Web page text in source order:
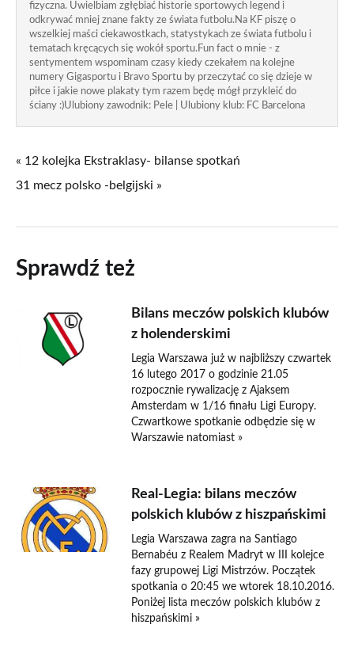
fizyczna. Uwielbiam zgłębiać historie sportowych legend i
odkrywać mniej znane fakty ze świata futbolu.Na KF piszę o
wszelkiej maści ciekawostkach, statystykach ze świata futbolu i
tematach kręcących się wokół sportu.Fun fact o mnie - z
sentymentem wspominam czasy kiedy czekałem na kolejne
numery Gigasportu i Bravo Sportu by przeczytać co się dzieje w
piłce i jakie nowe plakaty tym razem będę mógł przykleić do
ściany :)Ulubiony zawodnik: Pele | Ulubiony klub: FC Barcelona
« 12 kolejka Ekstraklasy- bilanse spotkań
31 mecz polsko -belgijski »
Sprawdź też
Bilans meczów polskich klubów
z holenderskimi
Legia Warszawa już w najbliższy czwartek
16 lutego 2017 o godzinie 21.05
rozpocznie rywalizację z Ajaksem
Amsterdam w 1/16 finału Ligi Europy.
Czwartkowe spotkanie odbędzie się w
Warszawie natomiast »
Real-Legia: bilans meczów
polskich klubów z hiszpańskimi
Legia Warszawa zagra na Santiago
Bernabéu z Realem Madryt w III kolejce
fazy grupowej Ligi Mistrzów. Początek
spotkania o 20:45 we wtorek 18.10.2016.
Poniżej lista meczów polskich klubów z
hiszpańskimi »